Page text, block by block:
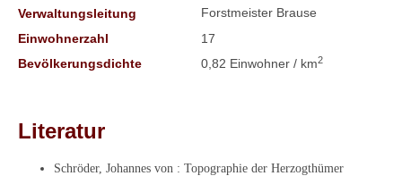
Verwaltungsleitung
Forstmeister Brause
Einwohnerzahl
17
Bevölkerungsdichte
0,82 Einwohner / km2
Literatur
Schröder, Johannes von : Topographie der Herzogthümer